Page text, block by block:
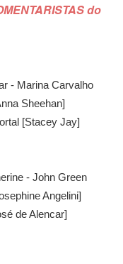
do
- Marina Carvalho
Sheehan]
[Stacey Jay]
- John Green
Angelini]
de Alencar]